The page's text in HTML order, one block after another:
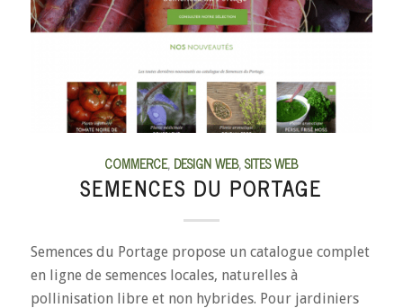
COMMERCE, DESIGN WEB,SITES WEB
SEMENCES DU PORTAGE
Semences du Portage propose un catalogue complet
en ligne de semences locales, naturelles à
pollinisation libre et non hybrides. Pour jardiniers